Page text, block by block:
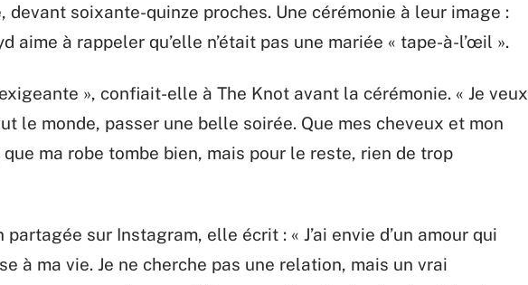
devant soixante-quinze proches. Une cérémonie à leur image :
aime à rappeler qu’elle n’était pas une mariée « tape-à-l’œil ».
», confiait-elle à The Knot avant la cérémonie. « Je veux
le monde, passer une belle soirée. Que mes cheveux et mon
ma robe tombe bien, mais pour le reste, rien de trop
sur Instagram, elle écrit : « J’ai envie d’un amour qui
à ma vie. Je ne cherche pas une relation, mais un vrai